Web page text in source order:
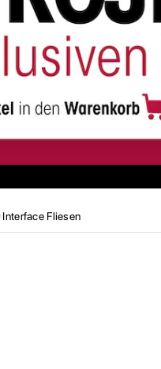
Interface Fliesen